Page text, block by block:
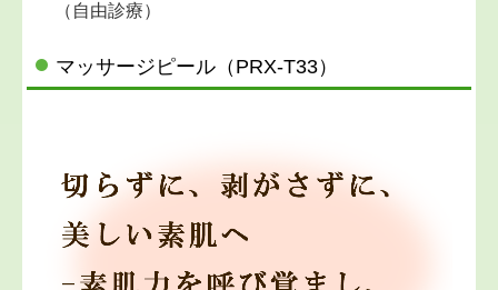
（自由診療）
マッサージピール（PRX-T33）